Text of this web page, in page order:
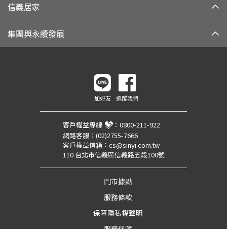
信義居家
集團與永續發展
加好友 追蹤我們
客戶權益專線 ： 0800-211-922
網路客服： (02)2755-7666
客戶權益信箱： cs@sinyi.com.tw
110 台北市信義區信義路五段100號
門市據點
服務條款
保障隱私權聲明